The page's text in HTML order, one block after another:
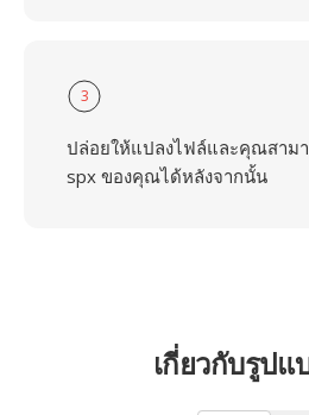
3
ปล่อยให้แปลงไฟล์และคุณสาม
spx ของคุณได้หลังจากนั้น
เกี่ยวกับรูปแ